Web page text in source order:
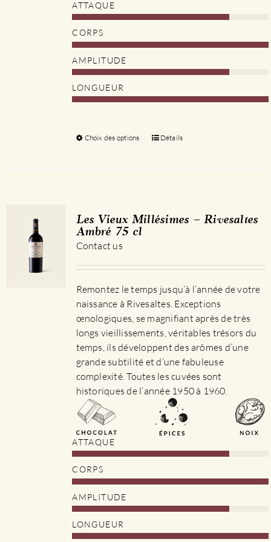
ATTAQUE
CORPS
AMPLITUDE
LONGUEUR
Choix des options
Ce
options
choisies
sur
la
page
du
produit
Détails
Les Vieux Millésimes – Rivesaltes
Ambré 75 cl
Contact us
Remontez le temps jusqu’à l’année de votre
naissance à Rivesaltes. Exceptions
œnologiques, se magnifiant après de très
longs vieillissements, véritables trésors du
temps, ils développent des arômes d’une
grande subtilité et d’une fabuleuse
complexité. Toutes les cuvées sont
historiques de l’année 1950 à 1960.
ATTAQUE
CORPS
AMPLITUDE
LONGUEUR